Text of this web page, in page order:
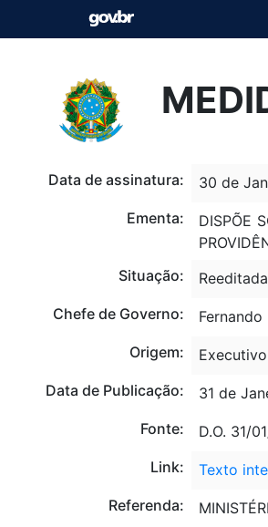
Data de assinatura:
30 de
Ementa:
DISPÕE
Situação:
Reeditada
Chefe de Governo:
Origem:
Executivo
Data de Publicação:
31 de
Fonte:
D.O. 31/
Link:
Texto
Referenda: